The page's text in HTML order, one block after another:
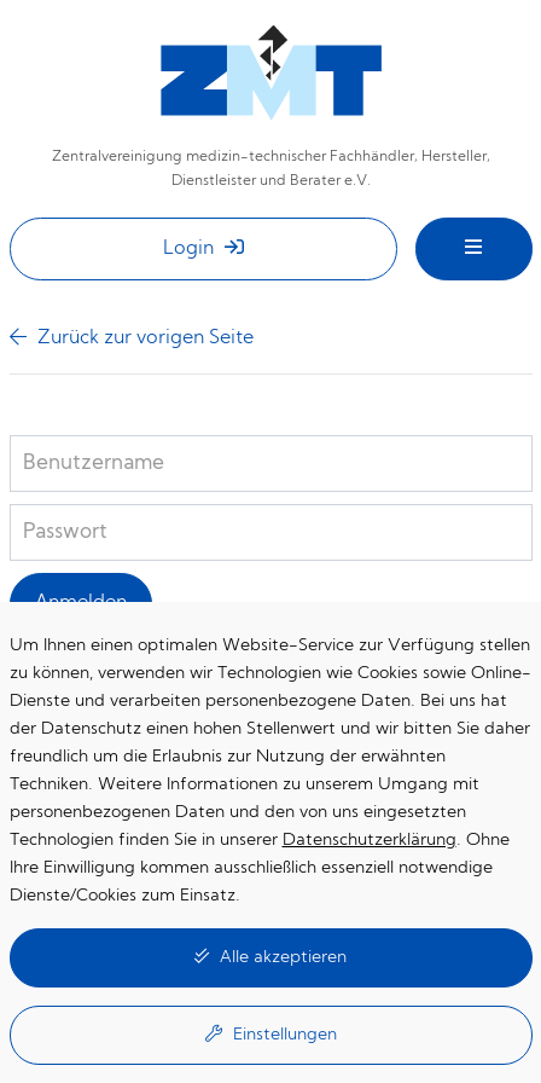
Zentralvereinigung medizin-technischer Fachhändler, Hersteller,
Dienstleister und Berater e.V.
Login
Zurück zur vorigen Seite
Anmelden
Startseite
Datenschutzerklärung
Um Ihnen einen optimalen Website-Service zur Verfügung stellen
zu können, verwenden wir Technologien wie Cookies sowie Online-
Dienste und verarbeiten personenbezogene Daten. Bei uns hat
der Datenschutz einen hohen Stellenwert und wir bitten Sie daher
freundlich um die Erlaubnis zur Nutzung der erwähnten
Techniken. Weitere Informationen zu unserem Umgang mit
personenbezogenen Daten und den von uns eingesetzten
Technologien finden Sie in unserer Datenschutzerklärung. Ohne
Ihre Einwilligung kommen ausschließlich essenziell notwendige
Dienste/Cookies zum Einsatz.
Online-Kartendienst von Google (eingebunden über die Google API)
Alle akzeptieren
Einstellungen